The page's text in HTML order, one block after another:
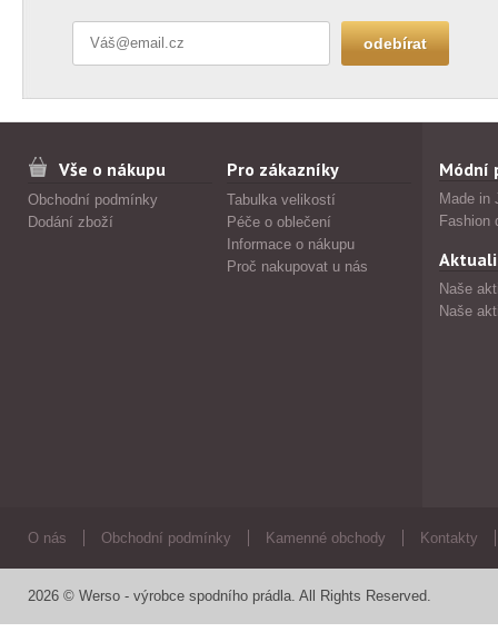
Vše o nákupu
Obchodní podmínky
Dodání zboží
Pro zákazníky
Tabulka velikostí
Péče o oblečení
Informace o nákupu
Proč nakupovat u nás
Módní
Made in
Fashion
Naše
Naše
O nás Obchodní podmínky Kamenné obchody Kontakty
2026 © Werso - výrobce spodního prádla. All Rights Reserved.